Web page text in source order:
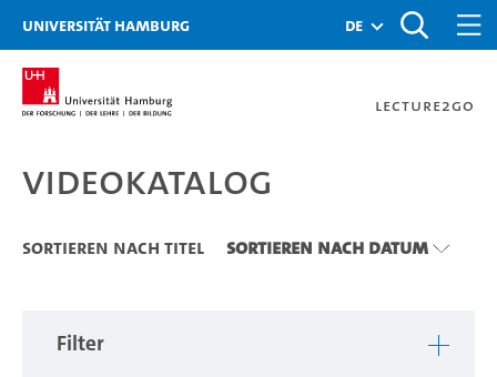
Zu den Filtern
Zur Metanavigation
Zur Hauptnavigation
Zur Suche
Zum Inhalt
Zum Seitenfuss
Universität Hamburg de
Lecture2Go
Videokatalog
Videokatalog
Sortieren nach Titel Sortieren nach Datum
Filter